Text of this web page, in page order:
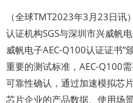
（全球TMT2023年3月23日
认证机构SGS与深圳市兴威帆
威帆电子AEC-Q100认证证书”
重要的测试标准，AEC-Q100
可靠性确认，通过加速模拟芯
芯片企业的产品数据、使用场